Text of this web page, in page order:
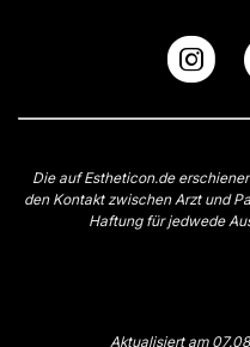
Die auf Estheticon.de
den Kontakt zwischen Arzt und
Haftung für jedwede
Aktualisiert am